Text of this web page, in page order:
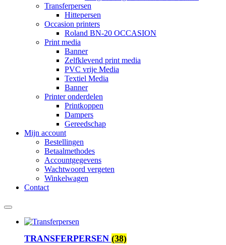
Transferpersen
Hittepersen
Occasion printers
Roland BN-20 OCCASION
Print media
Banner
Zelfklevend print media
PVC vrije Media
Textiel Media
Banner
Printer onderdelen
Printkoppen
Dampers
Gereedschap
Mijn account
Bestellingen
Betaalmethodes
Accountgegevens
Wachtwoord vergeten
Winkelwagen
Contact
TRANSFERPERSEN (38)